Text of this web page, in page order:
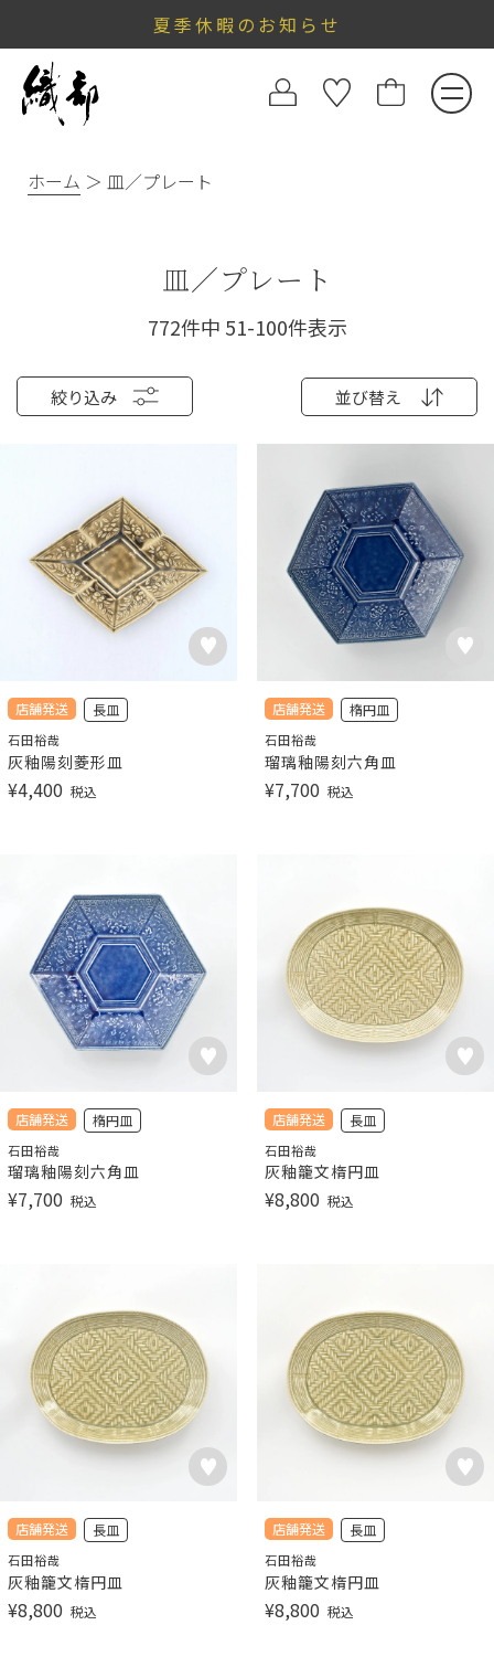
夏季休暇のお知らせ
ホーム 皿／プレート
皿／プレート
絞り込み 並び替え
772件中 51-100件表示
店舗発送 長皿
石田裕哉
灰釉陽刻菱形皿
¥4,400 税込
店舗発送 楕円皿
石田裕哉
瑠璃釉陽刻六角皿
¥7,700 税込
店舗発送 楕円皿
石田裕哉
瑠璃釉陽刻六角皿
¥7,700 税込
店舗発送 長皿
石田裕哉
灰釉籠文楕円皿
¥8,800 税込
店舗発送 長皿
石田裕哉
灰釉籠文楕円皿
¥8,800 税込
店舗発送 長皿
石田裕哉
灰釉籠文楕円皿
¥8,800 税込